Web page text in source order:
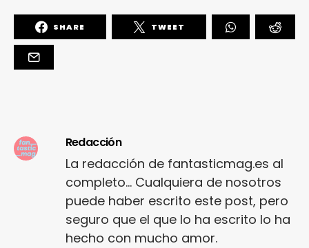
SHARE TWEET
Redacción
La redacción de fantasticmag.es al
completo... Cualquiera de nosotros
puede haber escrito este post, pero
seguro que el que lo ha escrito lo ha
hecho con mucho amor.